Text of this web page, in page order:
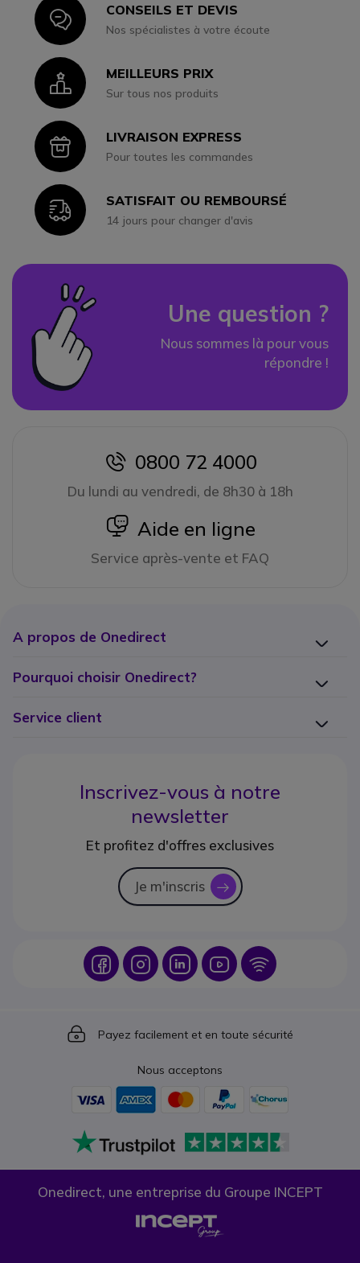
IconCONSEILS ET DEVIS
Nos spécialistes à votre écoute
IconMEILLEURS PRIX
Sur tous nos produits
IconLIVRAISON EXPRESS
Pour toutes les commandes
IconSATISFAIT OU REMBOURSÉ
14 jours pour changer d'avis
Une question ?
Nous sommes là pour vous
répondre !
icon
0800 72 4000
Du lundi au vendredi, de 8h30 à 18h
icon
Aide en ligne
Service après-vente et FAQ
A propos de Onedirect
Pourquoi choisir Onedirect?
Service client
Inscrivez-vous à notre
newsletter
Et profitez d'offres exclusives
Je m'inscris icon
Icon IconIcon Icon Icon
Icon
Payez facilement et en toute sécurité
Nous acceptons
Onedirect, une entreprise du Groupe INCEPT